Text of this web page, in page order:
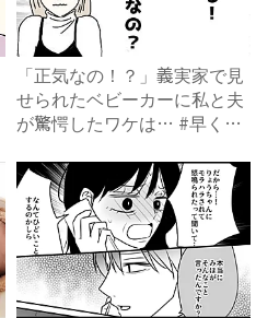
「正気なの！？」義実家で見
せられたベビーカーに私と夫
が驚愕したワケは… #早く